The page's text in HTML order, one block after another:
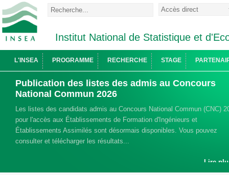
Institut National de Statistique et
L'INSEA PROGRAMME RECHERCHE STAGE
Publication des listes des admis au Concours
National Commun 2026
Les listes des candidats admis au Concours National Commun (CNC)
pour l'accès aux Établissements de Formation d'Ingénieurs et
Établissements Assimilés sont désormais disponibles. Vous pouvez
consulter et télécharger les résultats...
Lire